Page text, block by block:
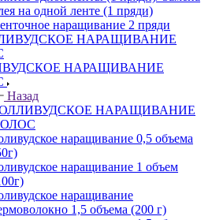
на одной ленте (1 пряди)
наращивание 2 пряди
НАРАЩИВАНИЕ
Назад
НАРАЩИВАНИЕ
наращивание 0,5 объема
наращивание 1 объем
наращивание
1,5 объема (200 г)